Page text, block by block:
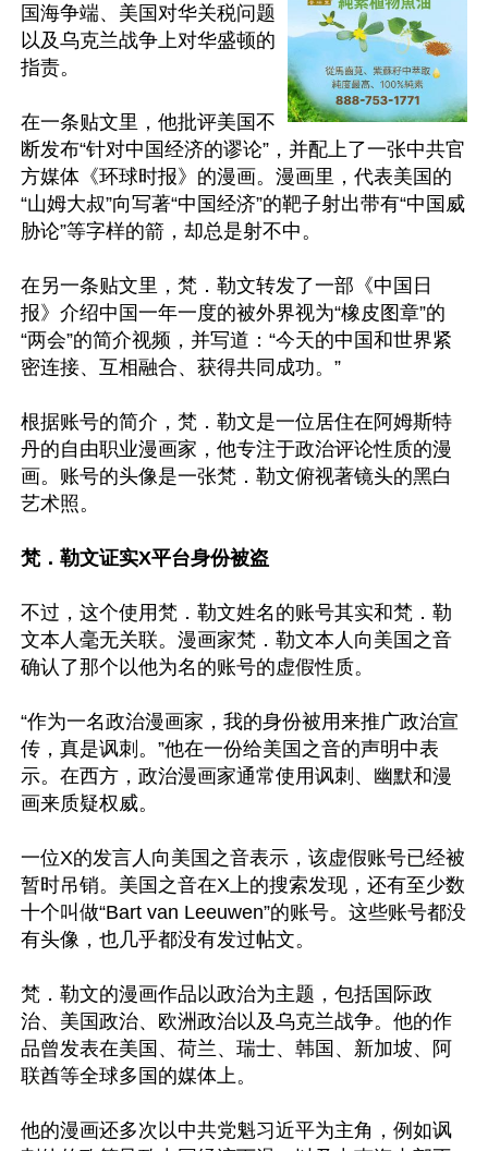
国海争端、美国对华关税问题
以及乌克兰战争上对华盛顿的
指责。
在一条贴文里，他批评美国不
断发布“针对中国经济的谬论”，并配上了一张中共官
方媒体《环球时报》的漫画。漫画里，代表美国的
“山姆大叔”向写著“中国经济”的靶子射出带有“中国威
胁论”等字样的箭，却总是射不中。
在另一条贴文里，梵．勒文转发了一部《中国日
报》介绍中国一年一度的被外界视为“橡皮图章”的
“两会”的简介视频，并写道：“今天的中国和世界紧
密连接、互相融合、获得共同成功。”
根据账号的简介，梵．勒文是一位居住在阿姆斯特
丹的自由职业漫画家，他专注于政治评论性质的漫
画。账号的头像是一张梵．勒文俯视著镜头的黑白
艺术照。
梵．勒文证实X平台身份被盗
不过，这个使用梵．勒文姓名的账号其实和梵．勒
文本人毫无关联。漫画家梵．勒文本人向美国之音
确认了那个以他为名的账号的虚假性质。
“作为一名政治漫画家，我的身份被用来推广政治宣
传，真是讽刺。”他在一份给美国之音的声明中表
示。在西方，政治漫画家通常使用讽刺、幽默和漫
画来质疑权威。
一位X的发言人向美国之音表示，该虚假账号已经被
暂时吊销。美国之音在X上的搜索发现，还有至少数
十个叫做“Bart van Leeuwen”的账号。这些账号都没
有头像，也几乎都没有发过帖文。
梵．勒文的漫画作品以政治为主题，包括国际政
治、美国政治、欧洲政治以及乌克兰战争。他的作
品曾发表在美国、荷兰、瑞士、韩国、新加坡、阿
联酋等全球多国的媒体上。
他的漫画还多次以中共党魁习近平为主角，例如讽